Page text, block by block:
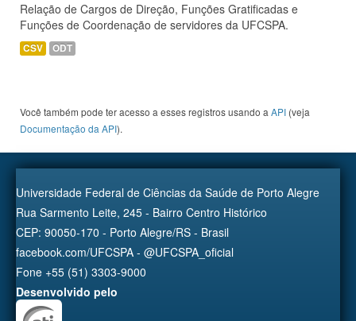
Relação de Cargos de Direção, Funções Gratificadas e
Funções de Coordenação de servidores da UFCSPA.
CSV ODT
Você também pode ter acesso a esses registros usando a API (veja
Documentação da API).
Universidade Federal de Ciências da Saúde de Porto Alegre
Rua Sarmento Leite, 245 - Bairro Centro Histórico
CEP: 90050-170 - Porto Alegre/RS - Brasil
facebook.com/UFCSPA - @UFCSPA_oficial
Fone +55 (51) 3303-9000
Desenvolvido pelo